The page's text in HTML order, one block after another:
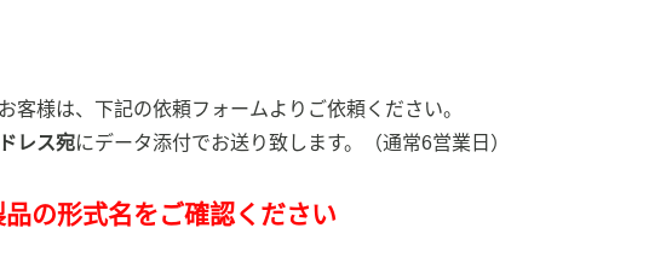
客様は、下記の依頼フォームよりご依頼ください。
レス宛にデータ添付でお送り致します。（通常6営業日）
の形式名をご確認ください